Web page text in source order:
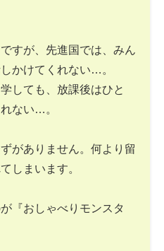
すが、先進国では、みん
かけてくれない…。
しても、放課後はひと
ない…。
がありません。何より留
しまいます。
『おしゃべりモンスタ